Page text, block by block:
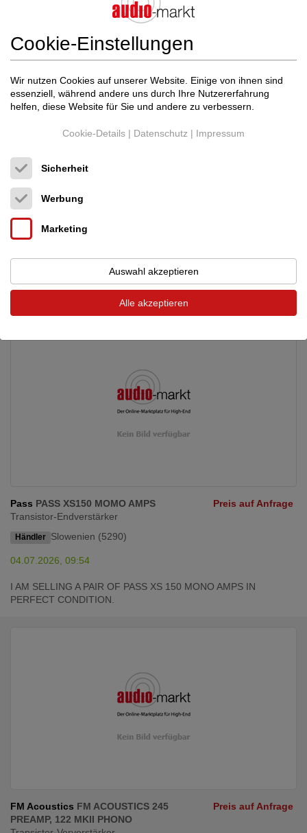
Analog relax
EX500
Tonabnehmer MC
Händler Slowenien (5290)
04.07.2026, 09:54
I am selling a new MC cartridge from Analog relax model EX500.
Pass PASS XS150 MOMO AMPS
Transistor-Endverstärker
Händler Slowenien (5290)
Preis auf Anfrage
04.07.2026, 09:54
I AM SELLING A PAIR OF PASS XS 150 MONO AMPS IN
PERFECT CONDITION.
FM Acoustics FM ACOUSTICS 245
PREAMP, 122 MKII PHONO
Preis auf Anfrage
Cookie-Einstellungen
Wir nutzen Cookies auf unserer Website. Einige von ihnen sind
essenziell, während andere uns durch Ihre Nutzererfahrung
helfen, diese Website für Sie und andere zu verbessern.
Cookie-Details | Datenschutz | Impressum
Sicherheit
Werbung
Marketing
Auswahl akzeptieren
Alle akzeptieren